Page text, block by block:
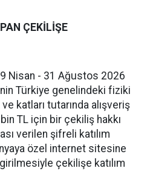
ÇEKİLİŞE
Nisan - 31 Ağustos 2026
Türkiye genelindeki fiziki
katları tutarında alışveriş
TL için bir çekiliş hakkı
verilen şifreli katılım
özel internet sitesine
çekilişe katılım